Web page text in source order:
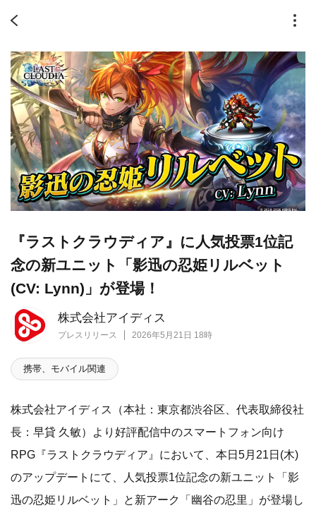
株式会社アイディス
プレスリリース 2026年5月21日 18時
『ラストクラウディア』に人気投票1位記
念の新ユニット「影迅の忍姫リルベット
(CV: Lynn)」が登場！
携帯、モバイル関連
株式会社アイディス（本社：東京都渋谷区、代表取締役社
長：早貸 久敏）より好評配信中のスマートフォン向け
RPG『ラストクラウディア』において、本日5月21日(木)
のアップデートにて、人気投票1位記念の新ユニット「影
迅の忍姫リルベット」と新アーク「幽谷の忍里」が登場し